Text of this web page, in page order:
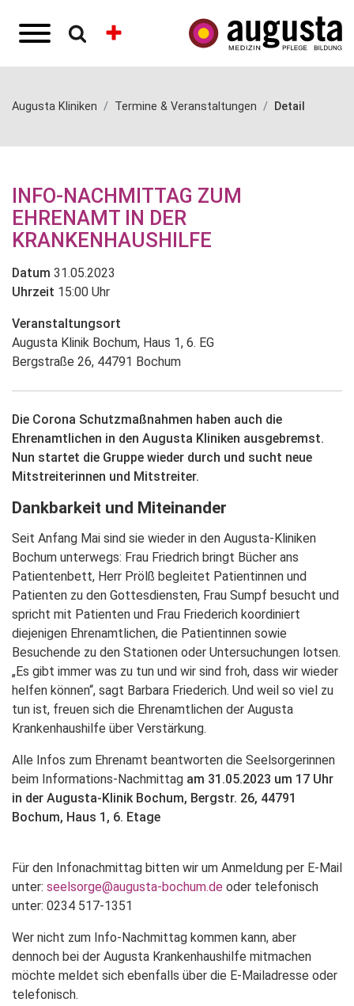
Augusta Kliniken Termine & Veranstaltungen Detail
INFO-NACHMITTAG ZUM
EHRENAMT IN DER
KRANKENHAUSHILFE
Datum 31.05.2023
Uhrzeit 15:00 Uhr
Veranstaltungsort
Augusta Klinik Bochum, Haus 1, 6. EG
Bergstraße 26, 44791 Bochum
Die Corona Schutzmaßnahmen haben auch die
Ehrenamtlichen in den Augusta Kliniken ausgebremst.
Nun startet die Gruppe wieder durch und sucht neue
Mitstreiterinnen und Mitstreiter.
Dankbarkeit und Miteinander
Seit Anfang Mai sind sie wieder in den Augusta-Kliniken
Bochum unterwegs: Frau Friedrich bringt Bücher ans
Patientenbett, Herr Prölß begleitet Patientinnen und
Patienten zu den Gottesdiensten, Frau Sumpf besucht und
spricht mit Patienten und Frau Friederich koordiniert
diejenigen Ehrenamtlichen, die Patientinnen sowie
Besuchende zu den Stationen oder Untersuchungen lotsen.
„Es gibt immer was zu tun und wir sind froh, dass wir wieder
helfen können“, sagt Barbara Friederich. Und weil so viel zu
tun ist, freuen sich die Ehrenamtlichen der Augusta
Krankenhaushilfe über Verstärkung.
Alle Infos zum Ehrenamt beantworten die Seelsorgerinnen
beim Informations-Nachmittag am 31.05.2023 um 17 Uhr
in der Augusta-Klinik Bochum, Bergstr. 26, 44791
Bochum, Haus 1, 6. Etage
Für den Infonachmittag bitten wir um Anmeldung per E-Mail
unter: seelsorge@augusta-bochum.de oder telefonisch
unter: 0234 517-1351
Wer nicht zum Info-Nachmittag kommen kann, aber
dennoch bei der Augusta Krankenhaushilfe mitmachen
möchte meldet sich ebenfalls über die E-Mailadresse oder
telefonisch.